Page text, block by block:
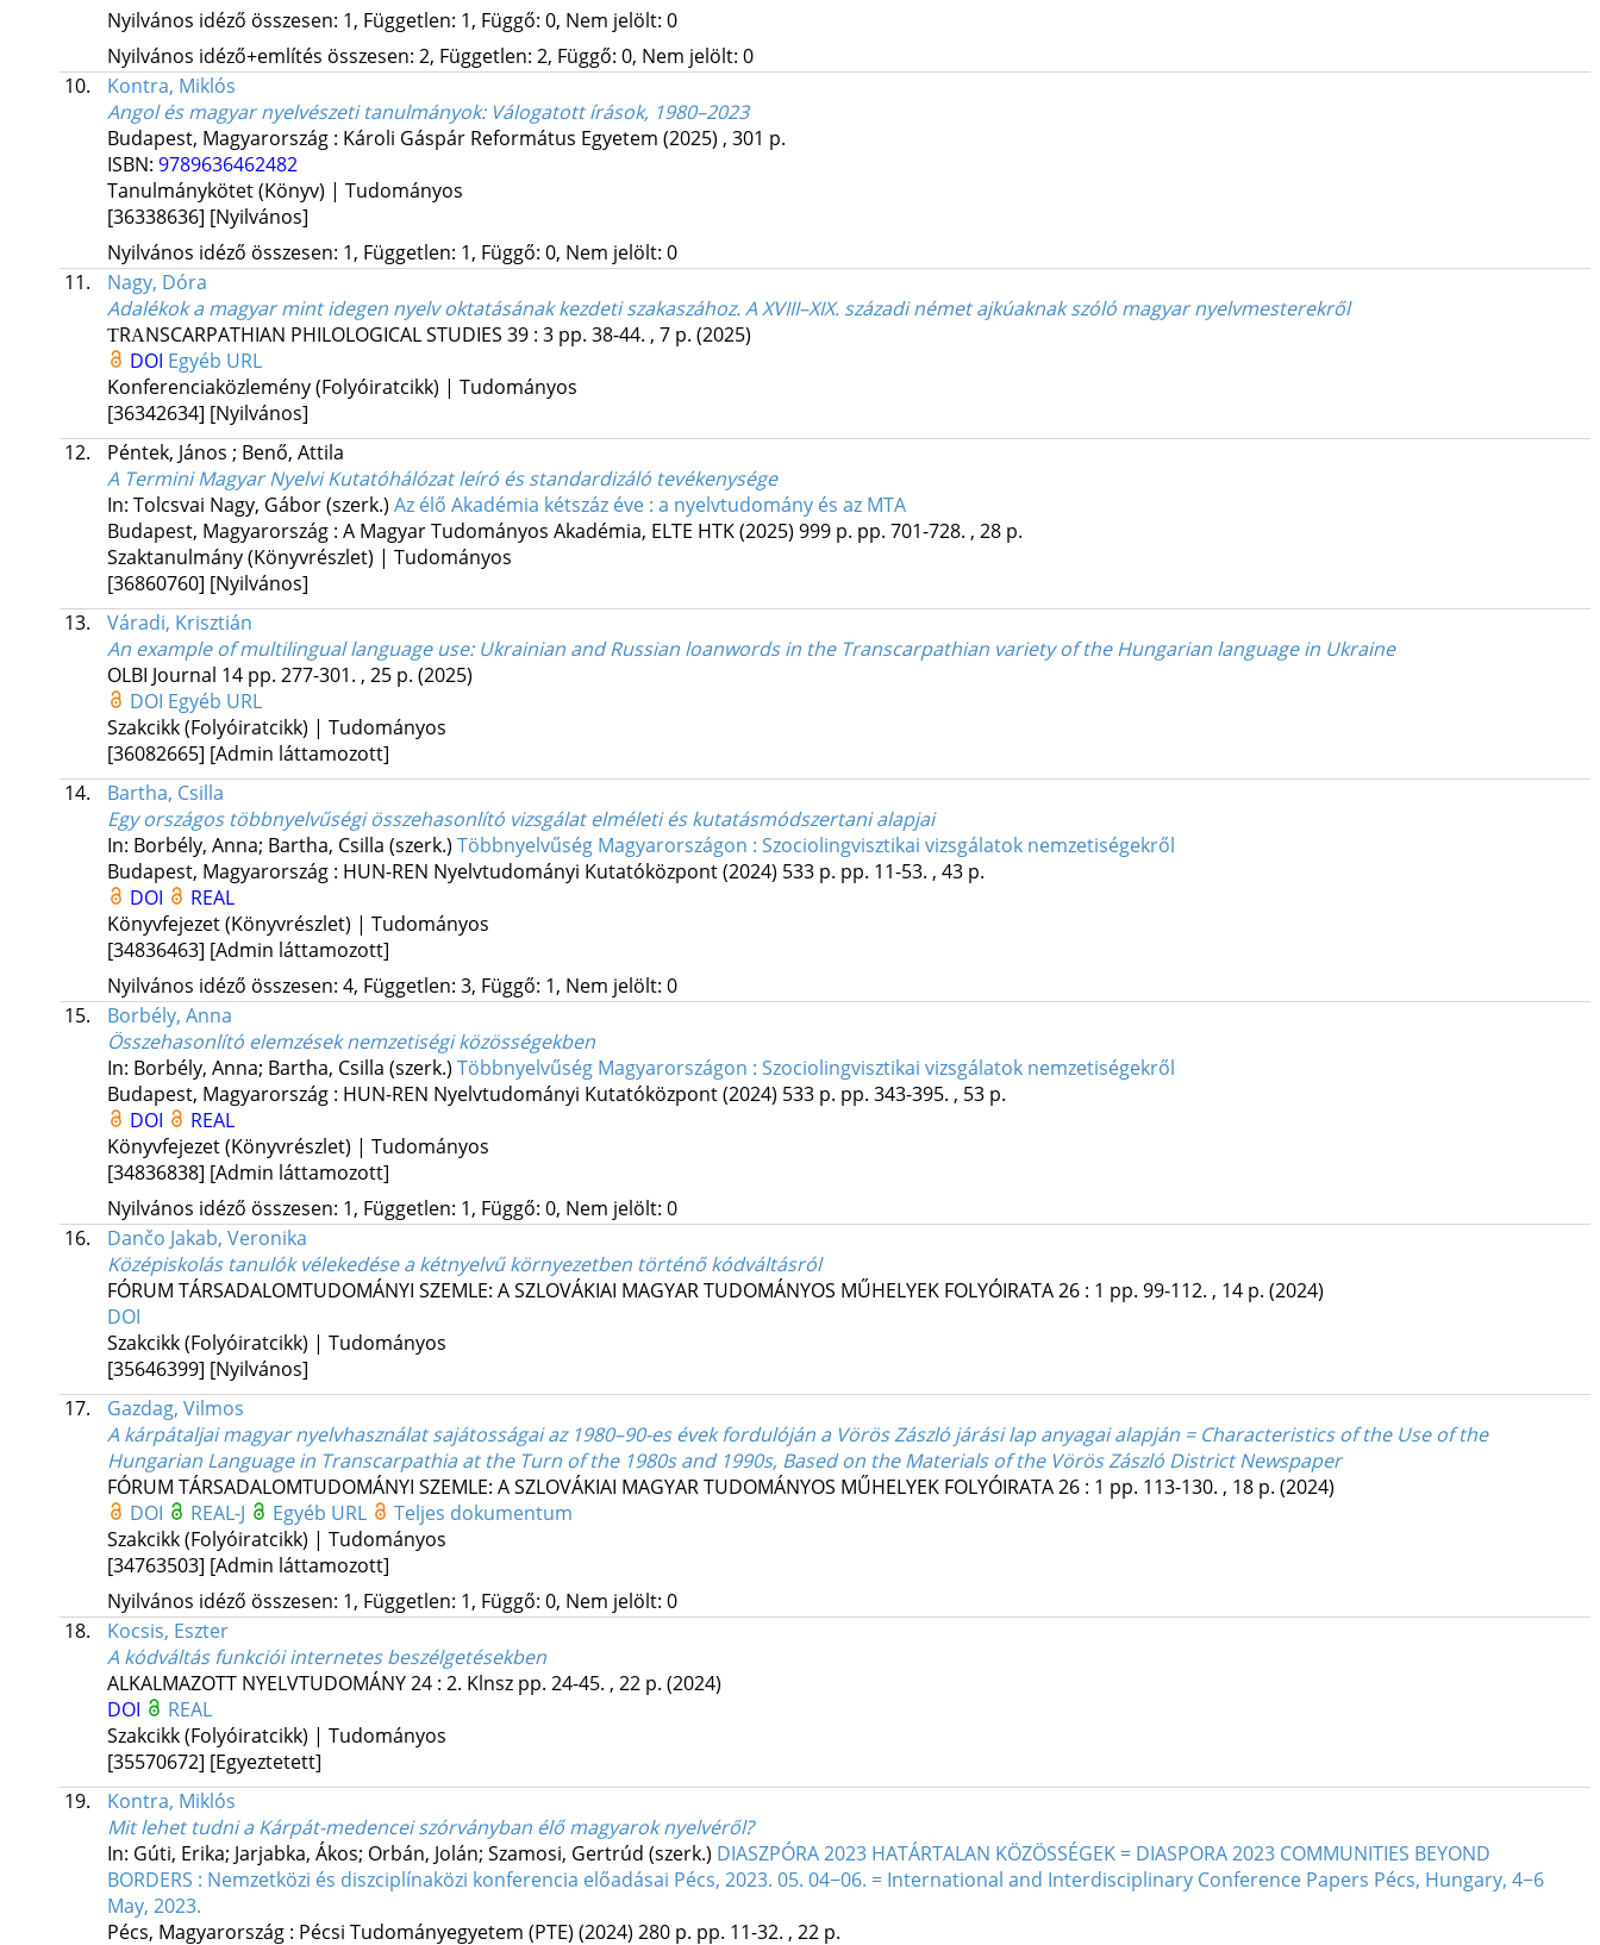
Nyilvános idéző összesen: 1, Független: 1, Függő: 0, Nem jelölt: 0
Nyilvános idéző+említés összesen: 2, Független: 2, Függő: 0, Nem jelölt: 0
10.
Kontra, Miklós
Angol és magyar nyelvészeti tanulmányok: Válogatott írások, 1980–2023
Budapest, Magyarország : Károli Gáspár Református Egyetem (2025) , 301 p.
ISBN: 9789636462482
Tanulmánykötet (Könyv) | Tudományos
[36338636] [Nyilvános]
Nyilvános idéző összesen: 1, Független: 1, Függő: 0, Nem jelölt: 0
11.
Nagy, Dóra
Adalékok a magyar mint idegen nyelv oktatásának kezdeti szakaszához. A XVIII–XIX. századi német ajkúaknak szóló magyar nyelvmesterekről
ТRАNSCARPATHIAN PHILOLOGICAL STUDIES 39: 3 pp. 38-44. , 7 p. (2025)
DOI Egyéb URL
Konferenciaközlemény (Folyóiratcikk) | Tudományos
[36342634] [Nyilvános]
12.
Péntek, János ; Benő, Attila
A Termini Magyar Nyelvi Kutatóhálózat leíró és standardizáló tevékenysége
In: Tolcsvai Nagy, Gábor (szerk.) Az élő Akadémia kétszáz éve : a nyelvtudomány és az MTA
Budapest, Magyarország : A Magyar Tudományos Akadémia, ELTE HTK(2025) 999 p. pp. 701-728. , 28 p.
Szaktanulmány (Könyvrészlet) | Tudományos
[36860760] [Nyilvános]
13.
Váradi, Krisztián
An example of multilingual language use: Ukrainian and Russian loanwords in the Transcarpathian variety of the Hungarian language in Ukraine
OLBI Journal 14 pp. 277-301. , 25 p. (2025)
DOI Egyéb URL
Szakcikk (Folyóiratcikk) | Tudományos
[36082665] [Admin láttamozott]
14.
Bartha, Csilla
Egy országos többnyelvűségi összehasonlító vizsgálat elméleti és kutatásmódszertani alapjai
In: Borbély, Anna; Bartha, Csilla (szerk.) Többnyelvűség Magyarországon : Szociolingvisztikai vizsgálatok nemzetiségekről
Budapest, Magyarország : HUN-REN Nyelvtudományi Kutatóközpont(2024) 533 p. pp. 11-53. , 43 p.
DOI
REAL
Könyvfejezet (Könyvrészlet) | Tudományos
[34836463] [Admin láttamozott]
Nyilvános idéző összesen: 4, Független: 3, Függő: 1, Nem jelölt: 0
15.
Borbély, Anna
Összehasonlító elemzések nemzetiségi közösségekben
In: Borbély, Anna; Bartha, Csilla (szerk.) Többnyelvűség Magyarországon : Szociolingvisztikai vizsgálatok nemzetiségekről
Budapest, Magyarország : HUN-REN Nyelvtudományi Kutatóközpont(2024) 533 p. pp. 343-395. , 53 p.
DOI
REAL
Könyvfejezet (Könyvrészlet) | Tudományos
[34836838] [Admin láttamozott]
Nyilvános idéző összesen: 1, Független: 1, Függő: 0, Nem jelölt: 0
16.
Dančo Jakab, Veronika
Középiskolás tanulók vélekedése a kétnyelvű környezetben történő kódváltásról
FÓRUM TÁRSADALOMTUDOMÁNYI SZEMLE: A SZLOVÁKIAI MAGYAR TUDOMÁNYOS MŰHELYEK FOLYÓIRATA26: 1 pp. 99-112. , 14 p. (2024)
DOI
Szakcikk (Folyóiratcikk) | Tudományos
[35646399] [Nyilvános]
17.
Gazdag, Vilmos
A kárpátaljai magyar nyelvhasználat sajátosságai az 1980–90-es évek fordulóján a Vörös Zászló járási lap anyagai alapján = Characteristics of the Use of the
Hungarian Language in Transcarpathia at the Turn of the 1980s and 1990s, Based on the Materials of the Vörös Zászló District Newspaper
FÓRUM TÁRSADALOMTUDOMÁNYI SZEMLE: A SZLOVÁKIAI MAGYAR TUDOMÁNYOS MŰHELYEK FOLYÓIRATA26: 1 pp. 113-130. , 18 p. (2024)
DOI
REAL-J Egyéb URL
Teljes dokumentum
Szakcikk (Folyóiratcikk) | Tudományos
[34763503] [Admin láttamozott]
Nyilvános idéző összesen: 1, Független: 1, Függő: 0, Nem jelölt: 0
18.
Kocsis, Eszter
A kódváltás funkciói internetes beszélgetésekben
ALKALMAZOTT NYELVTUDOMÁNY24: 2. Klnsz pp. 24-45. , 22 p. (2024)
DOI
REAL
Szakcikk (Folyóiratcikk) | Tudományos
[35570672] [Egyeztetett]
19.
Kontra, Miklós
Mit lehet tudni a Kárpát-medencei szórványban élő magyarok nyelvéről?
In: Gúti, Erika; Jarjabka, Ákos; Orbán, Jolán; Szamosi, Gertrúd (szerk.) DIASZPÓRA 2023 HATÁRTALAN KÖZÖSSÉGEK = DIASPORA 2023 COMMUNITIES BEYOND
BORDERS : Nemzetközi és diszciplínaközi konferencia előadásai Pécs, 2023. 05. 04−06. = International and Interdisciplinary Conference Papers Pécs, Hungary, 4−6
May, 2023.
Pécs, Magyarország : Pécsi Tudományegyetem (PTE) (2024) 280 p. pp. 11-32. , 22 p.